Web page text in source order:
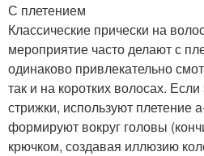
С плетением
Классические прически на
мероприятие часто делают с
одинаково привлекательно
так и на коротких волосах.
стрижки, используют плетение
формируют вокруг головы
крючком, создавая иллюзию